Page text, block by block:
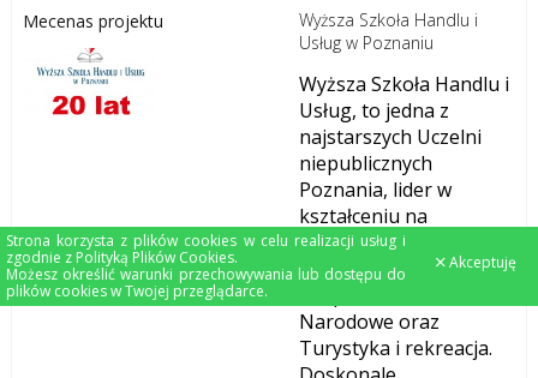
Strona korzysta z plików cookies w celu realizacji usług i
zgodnie z Polityką Plików Cookies.
Możesz określić warunki przechowywania lub dostępu do
plików cookies w Twojej przeglądarce.
Akceptuję
Mecenas projektu
Wyższa Szkoła Handlu i
Usług w Poznaniu
Wyższa Szkoła Handlu i
Usług, to jedna z
najstarszych Uczelni
niepublicznych
Poznania, lider w
kształceniu na
kierunkach
Zarządzanie,
Narodowe oraz
Turystyka i rekreacja.